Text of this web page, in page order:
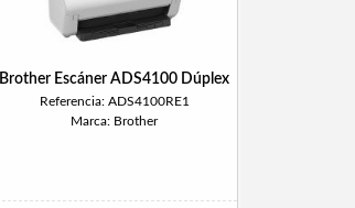
Brother Escáner ADS4100 Dúplex
Referencia: ADS4100RE1
Marca: Brother